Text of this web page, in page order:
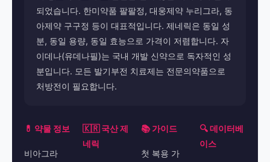
되었습니다. 한미약품 팔팔정, 대웅제약 누리그라, 동
아제약 구구정 등이 대표적입니다. 제네릭은 동일 성
분, 동일 용량, 동일 효능으로 가격이 저렴합니다. 자
이데나(유데나필)는 국내 개발 신약으로 독자적인 성
분입니다. 모든 발기부전 치료제는 전문의약품으로
처방전이 필요합니다.
💊 약물 정보
비아그라
🇰🇷 국산 제
네릭
📚 가이드
첫 복용 가
🔍 데이터베
이스